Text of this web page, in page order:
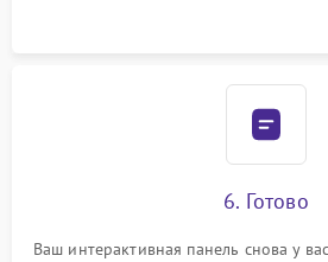
6. Готово
Ваш интерактивная панель снова у